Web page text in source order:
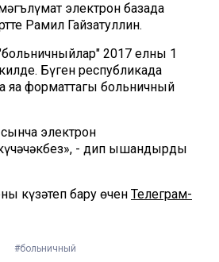
электрон базада
Рамил Гайзатуллин.
2017 елның 1
Бүген республикада
форматтагы больничный
электрон
- дип ышандырды
күзәтеп бару өчен Телеграм-
#больничный